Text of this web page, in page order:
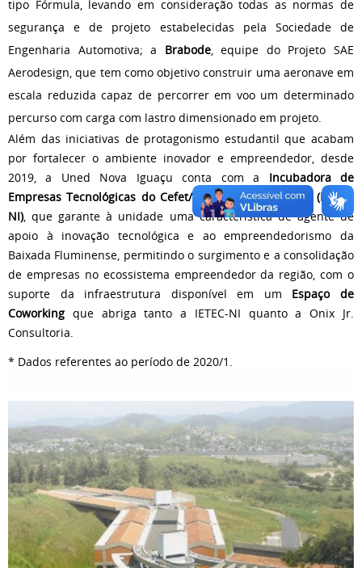
tipo Fórmula, levando em consideração todas as normas de
segurança e de projeto estabelecidas pela Sociedade de
Engenharia Automotiva; a Brabode, equipe do Projeto SAE
Aerodesign, que tem como objetivo construir uma aeronave em
escala reduzida capaz de percorrer em voo um determinado
percurso com carga com lastro dimensionado em projeto.
Além das iniciativas de protagonismo estudantil que acabam
por fortalecer o ambiente inovador e empreendedor, desde
2019, a Uned Nova Iguaçu conta com a Incubadora de
Empresas Tecnológicas do Cefet/RJ Uned Nova Iguaçu (IETEC-
NI), que garante à unidade uma característica de agente de
apoio à inovação tecnológica e ao empreendedorismo da
Baixada Fluminense, permitindo o surgimento e a consolidação
de empresas no ecossistema empreendedor da região, com o
suporte da infraestrutura disponível em um Espaço de
Coworking que abriga tanto a IETEC-NI quanto a Onix Jr.
Consultoria.
* Dados referentes ao período de 2020/1.